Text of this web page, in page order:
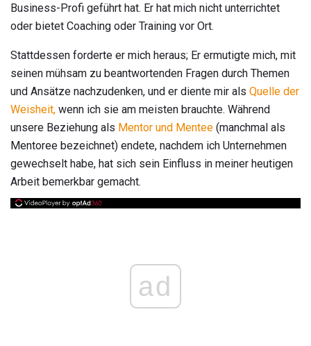
Business-Profi geführt hat. Er hat mich nicht unterrichtet
oder bietet Coaching oder Training vor Ort.
Stattdessen forderte er mich heraus; Er ermutigte mich, mit
seinen mühsam zu beantwortenden Fragen durch Themen
und Ansätze nachzudenken, und er diente mir als Quelle der
Weisheit, wenn ich sie am meisten brauchte. Während
unsere Beziehung als Mentor und Mentee (manchmal als
Mentoree bezeichnet) endete, nachdem ich Unternehmen
gewechselt habe, hat sich sein Einfluss in meiner heutigen
Arbeit bemerkbar gemacht.
ad